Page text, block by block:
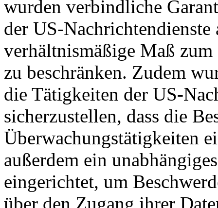
wurden verbindliche
der US-
verhältnismäßige Maß
zu beschränken. Zudem
die Tätigkeiten der US-
sicherzustellen, dass die
Überwachungstätigkeiten
außerdem ein
eingerichtet, um
über den Zugang ihrer